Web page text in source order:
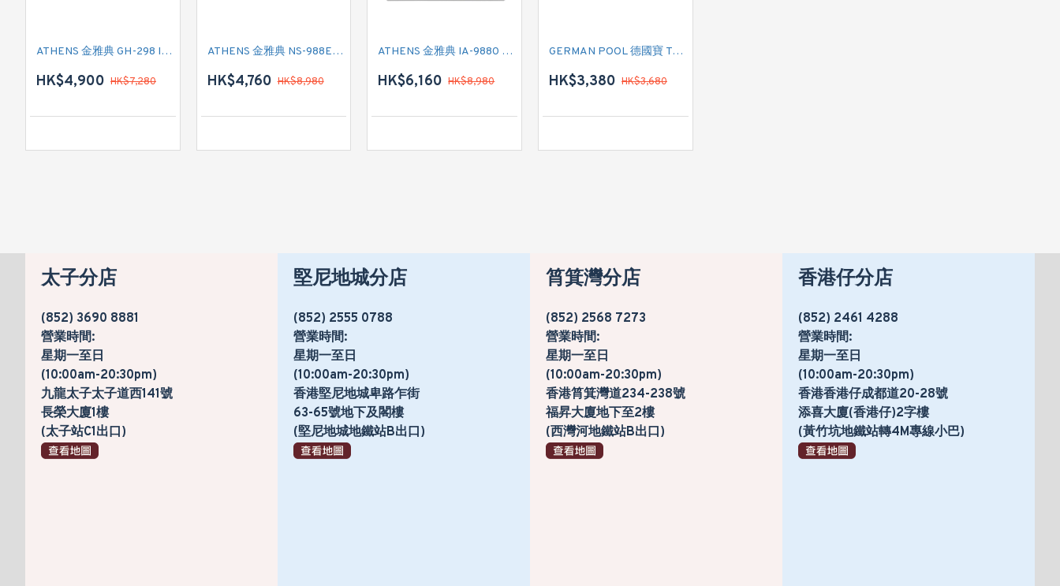
ATHENS 金雅典 GH-298 IEC 標準抽油煙機
HK$4,900 HK$7,280
ATHENS 金雅典 NS-988EH 標準抽油煙機
HK$4,760 HK$8,980
ATHENS 金雅典 IA-9880 煙囪式抽油煙機
HK$6,160 HK$8,980
GERMAN POOL 德國寶 TOT-723 標準抽油煙機
HK$3,380 HK$3,680
太子分店
(852) 3690 8881
營業時間:
星期一至日
(10:00am-20:30pm)
九龍太子太子道西141號
長榮大廈1樓
(太子站C1出口)
堅尼地城分店
(852) 2555 0788
營業時間:
星期一至日
(10:00am-20:30pm)
香港堅尼地城卑路乍街
63-65號地下及閣樓
(堅尼地城地鐵站B出口)
筲箕灣分店
(852) 2568 7273
營業時間:
星期一至日
(10:00am-20:30pm)
香港筲箕灣道234-238號
福昇大廈地下至2樓
(西灣河地鐵站B出口)
香港仔分店
(852) 2461 4288
營業時間:
星期一至日
(10:00am-20:30pm)
香港香港仔成都道20-28號
添喜大廈(香港仔)2字樓
(黃竹坑地鐵站轉4M專線小巴)